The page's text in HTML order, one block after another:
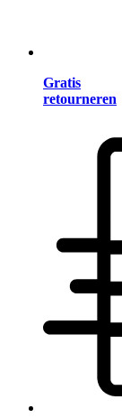
Gratis
retourneren